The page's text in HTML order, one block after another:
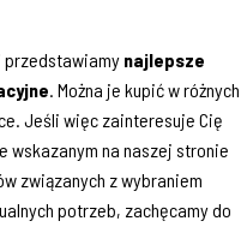
przedstawiamy najlepsze
. Można je kupić w różnych
Jeśli więc zainteresuje Cię
wskazanym na naszej stronie
związanych z wybraniem
potrzeb, zachęcamy do